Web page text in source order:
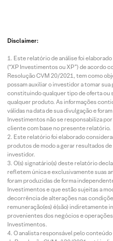
Disclaimer:
Este relatório de análise foi
(“XP Investimentos ou XP”) de acordo
Resolução CVM 20/2021, tem como
possam auxiliar o investidor a tomar
constituindo qualquer tipo de oferta ou
qualquer produto. As informações
válidas na data de sua divulgação e
Investimentos não se responsabiliza
cliente com base no presente relatório.
Este relatório foi elaborado
produtos de modo a gerar resultados
investidor.
O(s) signatário(s) deste relatório
refletem única e exclusivamente suas
foram produzidas de forma
Investimentos e que estão sujeitas a
decorrência de alterações nas
remuneração(es) é(são) indiretamente
provenientes dos negócios e
Investimentos.
O analista responsável pelo